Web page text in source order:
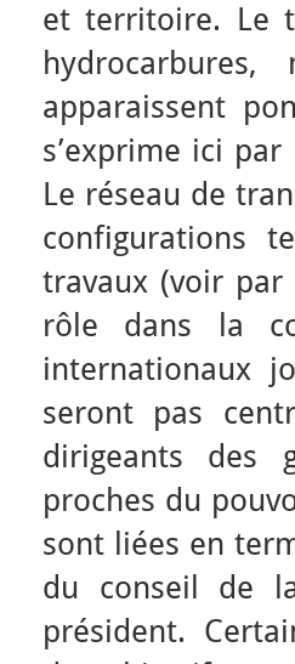
et territoire. Le
apparaissent
s’exprime ici
Le réseau de
configurations
travaux (voir par
rôle dans la
internationaux
seront pas
dirigeants des
proches du
sont liées en
du conseil de
président.